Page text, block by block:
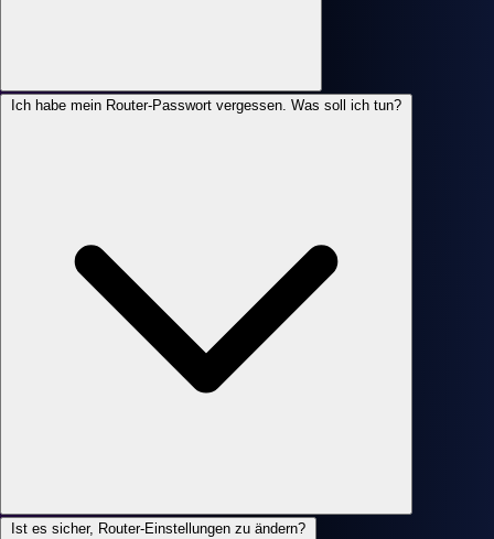
Ich habe mein Router-Passwort vergessen. Was soll ich tun?
Ist es sicher, Router-Einstellungen zu ändern?